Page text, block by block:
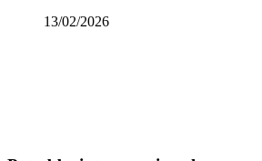
13/02/2026